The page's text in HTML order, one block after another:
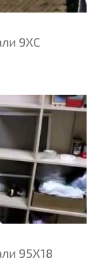
9ХС
95Х18